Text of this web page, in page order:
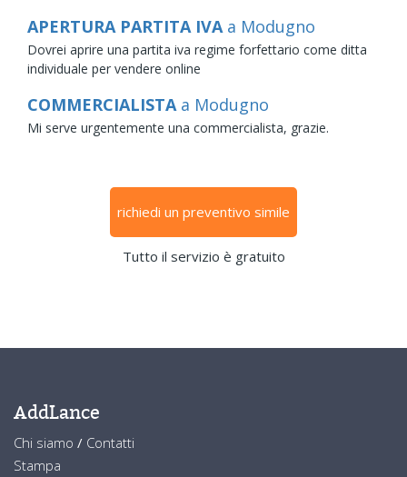
APERTURA PARTITA IVA a Modugno
Dovrei aprire una partita iva regime forfettario come ditta
individuale per vendere online
COMMERCIALISTA a Modugno
Mi serve urgentemente una commercialista, grazie.
richiedi un preventivo simile
Tutto il servizio è gratuito
AddLance
Chi siamo / Contatti
Stampa